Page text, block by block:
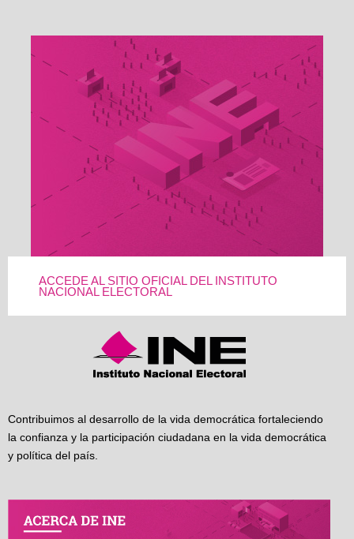
ACCEDE AL SITIO OFICIAL DEL INSTITUTO
NACIONAL ELECTORAL
Contribuimos al desarrollo de la vida democrática fortaleciendo
la confianza y la participación ciudadana en la vida democrática
y política del país.